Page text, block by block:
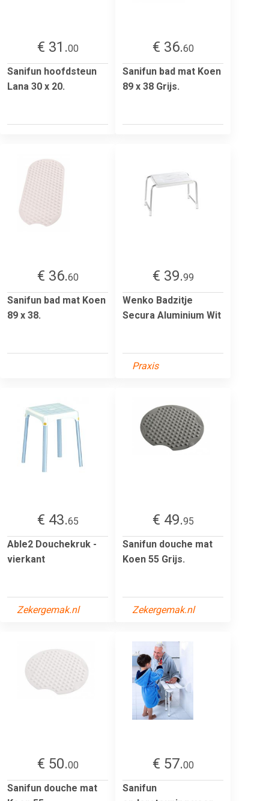
€ 31.00
Sanifun hoofdsteun
Lana 30 x 20.
€ 36.60
Sanifun bad mat Koen
89 x 38 Grijs.
€ 36.60
Sanifun bad mat Koen
89 x 38.
€ 39.99
Wenko Badzitje
Secura Aluminium Wit
Praxis
€ 43.65
Able2 Douchekruk -
vierkant
Zekergemak.nl
€ 49.95
Sanifun douche mat
Koen 55 Grijs.
Zekergemak.nl
€ 50.00
Sanifun douche mat
€ 57.00
Sanifun